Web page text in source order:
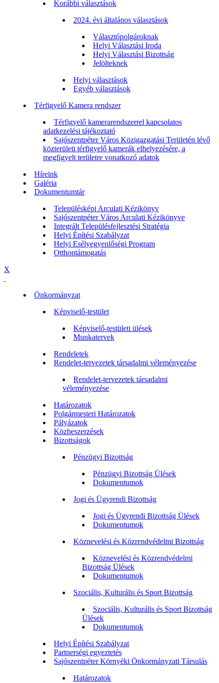
Korábbi választások
2024. évi általános választások
Választópolgároknak
Helyi Választási Iroda
Helyi Választási Bizottság
Jelölteknek
Helyi választások
Egyéb választások
Térfigyelő Kamera rendszer
Térfigyelő kamerarendszerrel kapcsolatos
adatkezelési tájékoztató
Sajószentpéter Város Közigazgatási Területén lévő
közterületi térfigyelő kamerák elhelyezésére, a
megfigyelt területre vonatkozó adatok
Híreink
Galéria
Dokumentumtár
Településképi Arculati Kézikönyv
Sajószentpéter Város Arculati Kézikönyve
Integrált Településfejlesztési Stratégia
Helyi Építési Szabályzat
Helyi Esélyegyenlőségi Program
Otthontámogatás
X
Önkormányzat
Képviselő-testület
Képviselő-testületi ülések
Munkatervek
Rendeletek
Rendelet-tervezetek társadalmi véleményezése
Rendelet-tervezetek társadalmi
véleményezése
Határozatok
Polgármesteri Határozatok
Pályázatok
Közbeszerzések
Bizottságok
Pénzügyi Bizottság
Pénzügyi Bizottság Ülések
Dokumentumok
Jogi és Ügyrendi Bizottság
Jogi és Ügyrendi Bizottság Ülések
Dokumentumok
Köznevelési és Közrendvédelmi Bizottság
Köznevelési és Közrendvédelmi
Bizottság Ülések
Dokumentumok
Szociális, Kulturális és Sport Bizottság
Szociális, Kulturális és Sport Bizottság
Ülések
Dokumentumok
Helyi Építési Szabályzat
Partnerségi egyeztetés
Sajószentpéter Környéki Önkormányzati Társulás
Határozatok